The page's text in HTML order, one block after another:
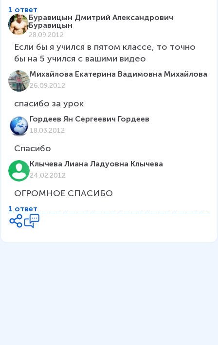
1 ответ
Буравицын Дмитрий Александрович
Буравицын
28.09.2012
Если бы я учился в пятом классе, то точно
бы на 5 учился с вашими видео
Михайлова Екатерина Вадимовна Михайлова
26.09.2012
спасибо за урок
Гордеев Ян Сергеевич Гордеев
18.03.2012
Спасибо
Клычева Лиана Ладуовна Клычева
24.02.2012
ОГРОМНОЕ СПАСИБО
1 ответ